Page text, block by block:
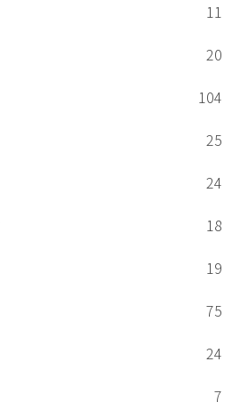
11
20
104
25
24
18
19
75
24
7